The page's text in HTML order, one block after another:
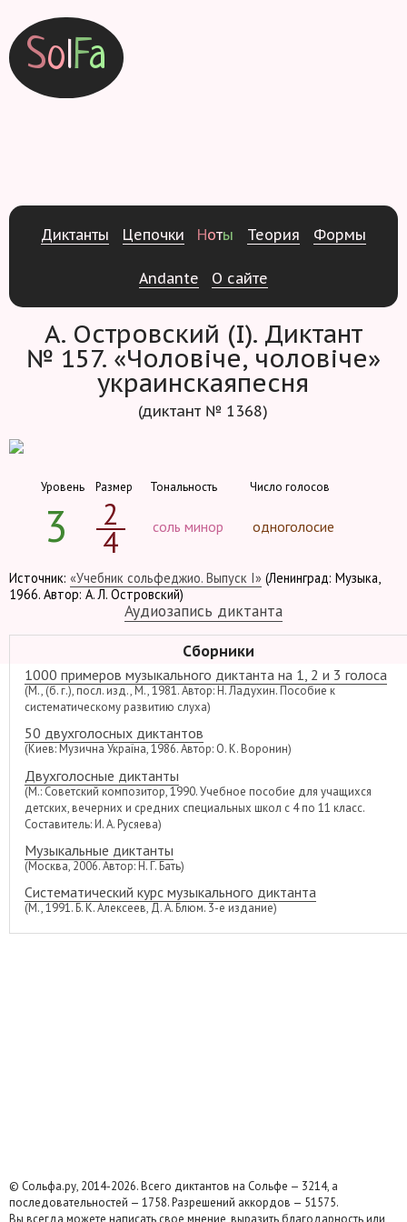
SolFa
Диктанты Цепочки Ноты Теория Формы
Andante О сайте
А. Островский (I). Диктант
№ 157. «Чоловiче, чоловiче»
украинскаяпесня
(диктант № 1368)
Уровень
3
Размер
2
4
Тональность
соль минор
Число голосов
одноголосие
Источник: «Учебник сольфеджио. Выпуск I» (Ленинград: Музыка,
1966. Автор: А. Л. Островский)
Аудиозапись диктанта
Сборники
1000 примеров музыкального диктанта на 1, 2 и 3 голоса
(М., (б. г.), посл. изд., М., 1981. Автор: Н. Ладухин. Пособие к
систематическому развитию слуха)
50 двухголосных диктантов
(Киев: Музична Україна, 1986. Автор: О. К. Воронин)
Двухголосные диктанты
(М.: Советский композитор, 1990. Учебное пособие для учащихся
детских, вечерних и средних специальных школ с 4 по 11 класс.
Составитель: И. А. Русяева)
Музыкальные диктанты
(Москва, 2006. Автор: Н. Г. Бать)
Систематический курс музыкального диктанта
(М., 1991. Б. К. Алексеев, Д. А. Блюм. 3-е издание)
© Сольфа.ру, 2014-2026. Всего диктантов на Сольфе — 3214, а
последовательностей — 1758. Разрешений аккордов — 51575.
Вы всегда можете написать свое мнение, выразить благодарность или